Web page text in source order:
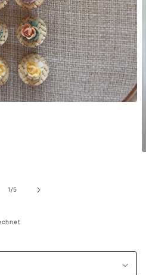
1/von
5